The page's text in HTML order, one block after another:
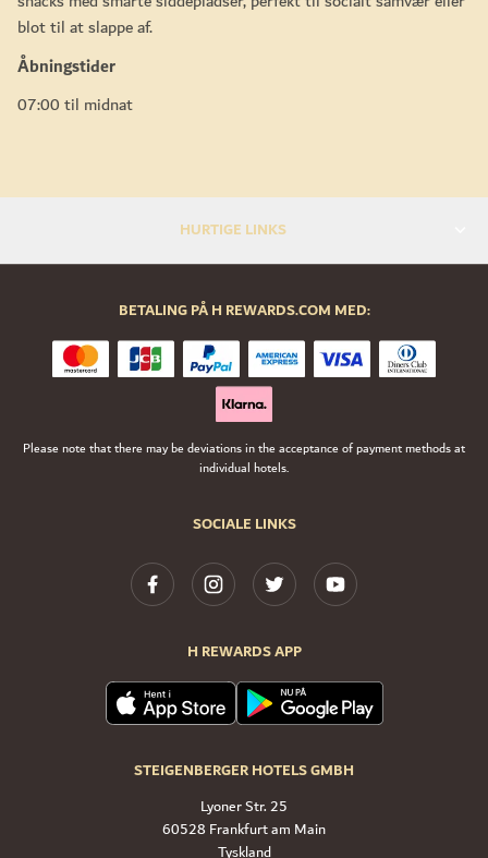
blot til at slappe af.
Åbningstider
07:00 til midnat
HURTIGE LINKS
SOCIALE LINKS
H REWARDS APP
STEIGENBERGER HOTELS GMBH
Lyoner Str. 25
60528 Frankfurt am Main
BETALING PÅ H REWARDS.COM MED:
Please note that there may be deviations in the acceptance of payment methods at
individual hotels.